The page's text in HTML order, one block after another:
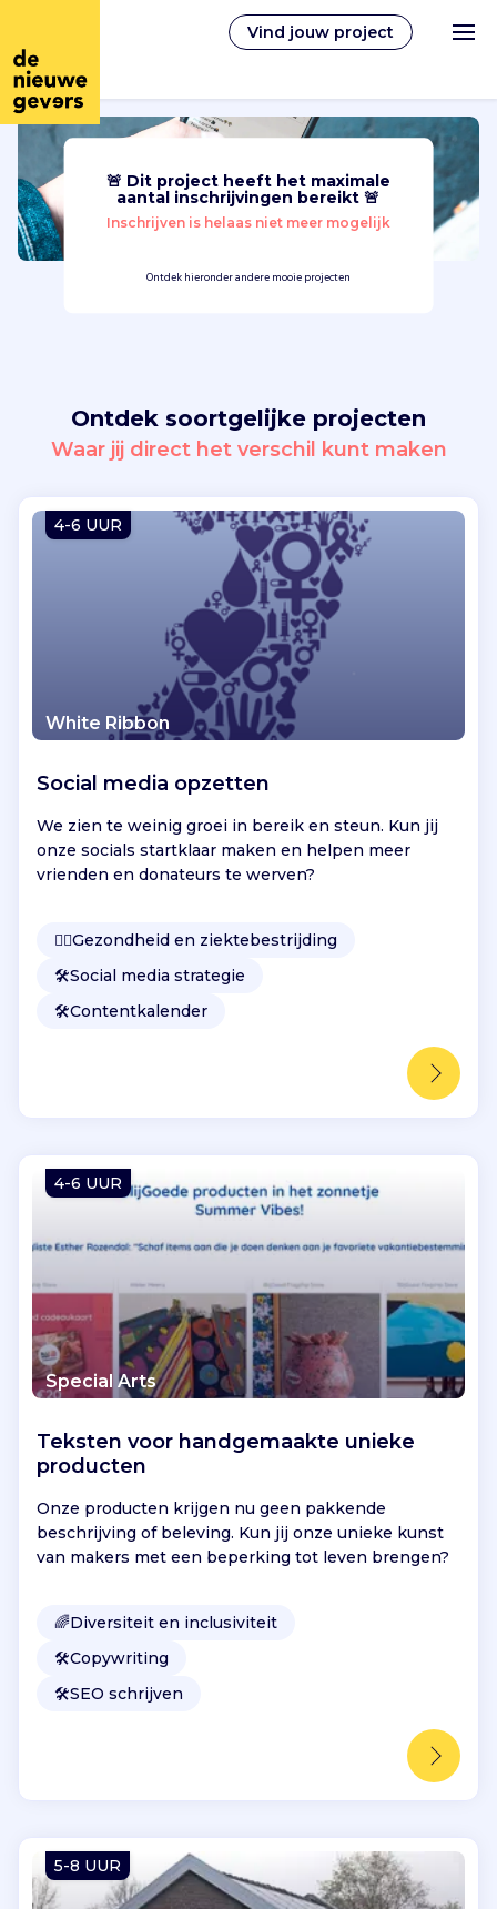
Vind jouw project
Nederlands
Vrijwilligerswerk
Vind jouw project
Inloggen
🚨 Dit project heeft het maximale
aantal inschrijvingen bereikt 🚨
Inschrijven is helaas niet meer mogelijk
Ontdek hieronder andere mooie projecten
Ontdek soortgelijke projecten
Waar jij direct het verschil kunt maken
4-6 UUR
White Ribbon
Social media opzetten
We zien te weinig groei in bereik en steun. Kun jij
onze socials startklaar maken en helpen meer
vrienden en donateurs te werven?
👩‍⚕️Gezondheid en ziektebestrijding
🛠️Social media strategie
🛠️Contentkalender
4-6 UUR
Special Arts
Teksten voor handgemaakte unieke
producten
Onze producten krijgen nu geen pakkende
beschrijving of beleving. Kun jij onze unieke kunst
van makers met een beperking tot leven brengen?
🌈Diversiteit en inclusiviteit
🛠️Copywriting
🛠️SEO schrijven
5-8 UUR